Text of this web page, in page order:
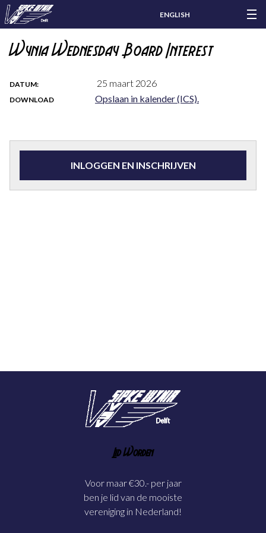
ENGLISH
Wynia Wednesday Board Interest
DATUM: 25 maart 2026
DOWNLOAD Opslaan in kalender (ICS).
INLOGGEN EN INSCHRIJVEN
Lid Worden
Voor maar €30.- per jaar
ben je lid van de mooiste
vereniging in Nederland!